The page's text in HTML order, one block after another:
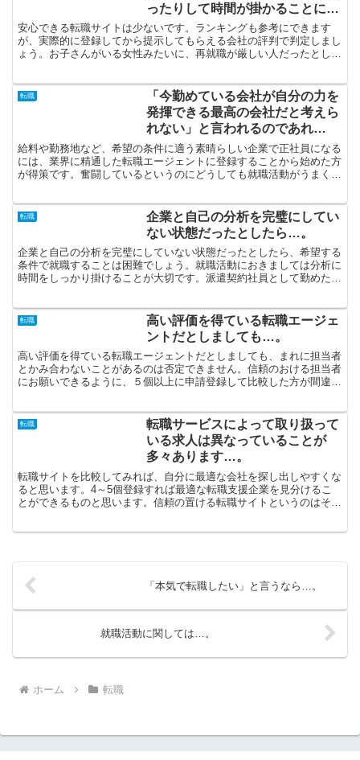
ったりして時間が掛かることにな
るため…。
安心できる転職サイトは少ないです。ランキングも参考にできます
が、実際的に登録してから提示してもらえる会社の評判で判定しまし
ょう。お子さんがいる女性みたいに、再就職が厳しい人だったとして
転職
「今勤めている会社が自分の力を
発揮できる最高の会社だと考えら
れない」と言われるのであれ
ば…。
給料や勤務地など、希望の条件に適う素晴らしい企業で正社員になる
には、業界に精通した転職エージェントに登録することから始めた方
が得策です。奮闘しているというのにどうしても就職活動がうまく行
転職
企業と自己の分析を完璧にしてい
ない状態だったとしたら…。
企業と自己の分析を完璧にしていない状態だったとしたら、希望する
条件で就職することは困難でしょう。就職活動におきましては分析に
時間をしっかり掛けることが大切です。派遣契約社員として勤めたい
転職
高い評価を得ている転職エージェ
ントだとしましても…。
高い評価を得ている転職エージェントだとしましても、まれに担当者
とかみ合わないことがあるのは否定できません。信頼のおける担当者
にお願いできるように、５個以上に申請登録して比較した方が間違い
転職
転職サービスによって取り扱って
いる求人は異なっていることが
多々あります…。
転職サイトを比較してみれば、自分に最適な会社を探し出しやすくな
ると思います。4～5個登録すれば最適な転職支援企業を見分けるこ
とができるものと思います。信頼の置ける転職サイトというのはそれ
「本気で転職したい」と言うなら…。
就職活動に関しては…。
ホーム 転職